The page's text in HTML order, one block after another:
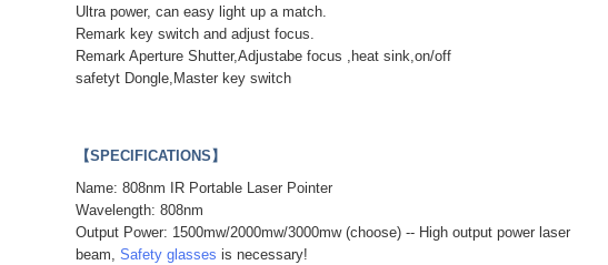
Ultra power, can easy light up a match.
Remark key switch and adjust focus.
Remark Aperture Shutter,Adjustabe focus ,heat sink,on/off
safetyt Dongle,Master key switch
【SPECIFICATIONS】
Name: 808nm IR Portable Laser Pointer
Wavelength: 808nm
Output Power: 1500mw/2000mw/3000mw (choose) -- High output power laser
beam, Safety glasses is necessary!